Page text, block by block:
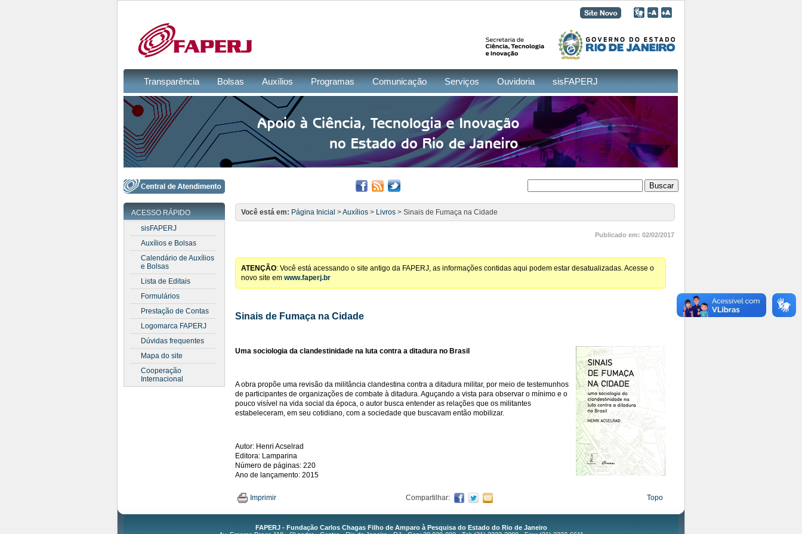
Transparência Bolsas Auxílios Programas Comunicação Serviços Ouvidoria sisFAPERJ
ACESSO RÁPIDO
sisFAPERJ
Auxílios e Bolsas
Calendário de Auxílios
e Bolsas
Lista de Editais
Formulários
Prestação de Contas
Logomarca FAPERJ
Dúvidas frequentes
Mapa do site
Cooperação
Internacional
Você está em: Página Inicial >Auxílios > Livros > Sinais de Fumaça na Cidade
Publicado em: 02/02/2017
ATENÇÃO: Você está acessando o site antigo da FAPERJ, as informações contidas aqui podem estar desatualizadas. Acesse o
novo site em www.faperj.br
Sinais de Fumaça na Cidade
Uma sociologia da clandestinidade na luta contra a ditadura no Brasil
A obra propõe uma revisão da militância clandestina contra a ditadura militar, por meio de testemunhos
de participantes de organizações de combate à ditadura. Aguçando a vista para observar o mínimo e o
pouco visível na vida social da época, o autor busca entender as relações que os militantes
estabeleceram, em seu cotidiano, com a sociedade que buscavam então mobilizar.
Autor: Henri Acselrad
Editora: Lamparina
Número de páginas: 220
Ano de lançamento: 2015
Imprimir Compartilhar: Topo
FAPERJ - Fundação Carlos Chagas Filho de Amparo à Pesquisa do Estado do Rio de Janeiro